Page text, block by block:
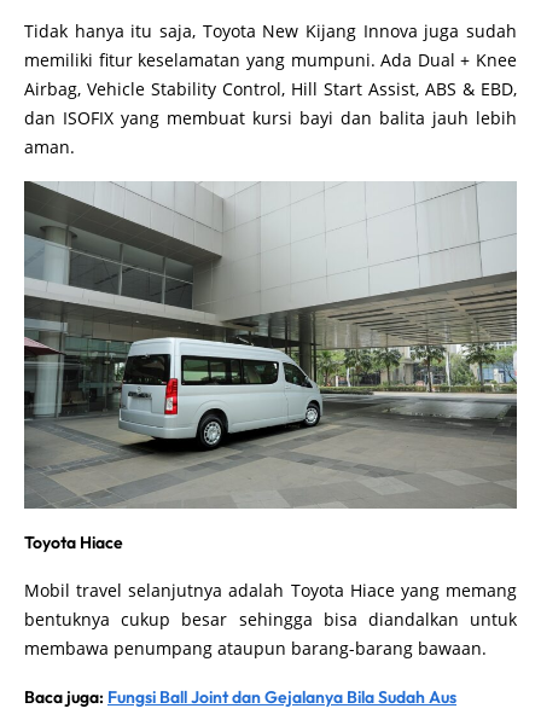
Tidak hanya itu saja, Toyota New Kijang Innova juga sudah
memiliki fitur keselamatan yang mumpuni. Ada Dual + Knee
Airbag, Vehicle Stability Control, Hill Start Assist, ABS & EBD,
dan ISOFIX yang membuat kursi bayi dan balita jauh lebih
aman.
Toyota Hiace
Mobil travel selanjutnya adalah Toyota Hiace yang memang
bentuknya cukup besar sehingga bisa diandalkan untuk
membawa penumpang ataupun barang-barang bawaan.
Baca juga: Fungsi Ball Joint dan Gejalanya Bila Sudah Aus